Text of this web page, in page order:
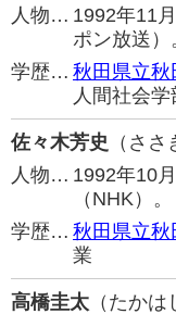
人物… 1992年11
ポン放送）
学歴… 秋田県立秋
人間社会
佐々木芳史 （ささ
人物… 1992年10
（NHK）。
学歴… 秋田県立秋
業
高橋圭太 （たかは